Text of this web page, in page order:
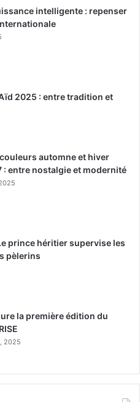
intelligente : repenser
2025 : entre tradition et
automne et hiver
: entre nostalgie et modernité
prince héritier supervise les
pèlerins
la première édition du
2025